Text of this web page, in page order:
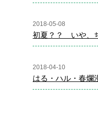
2018-05-08
初夏？？ いや、
2018-04-10
はる・ハル・春爛